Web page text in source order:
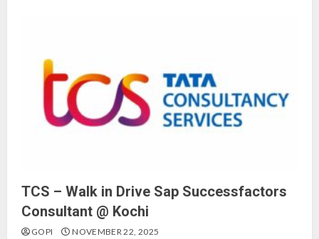
TCS – Walk in Drive Sap Successfactors
Consultant @ Kochi
GOPI NOVEMBER 22, 2025